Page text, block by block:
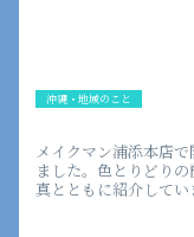
沖縄・地域のこと
メイクマン浦添本店
ました。色とりどり
真とともに紹介してい